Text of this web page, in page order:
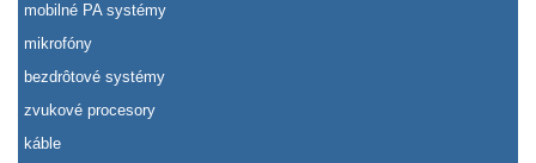
mobilné PA systémy
mikrofóny
bezdrôtové systémy
zvukové procesory
káble